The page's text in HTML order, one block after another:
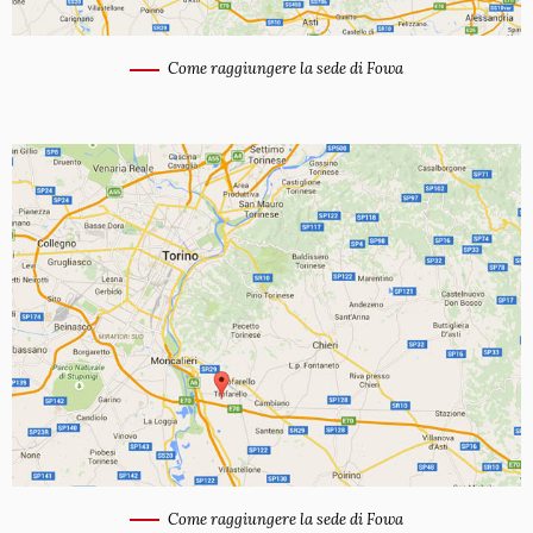
Come raggiungere la sede di Fowa
Come raggiungere la sede di Fowa